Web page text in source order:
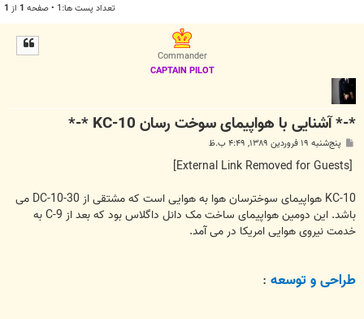
تعداد پست ها:1 • صفحه 1 از 1
Commander
CAPTAIN PILOT
*-* آشنایی با هواپیمای سوخت رسان KC-10 *-*
س
ت
پنج‌شنبه ۱۹ فروردین ۱۳۸۹, ۴:۴۹ ب.ظ
[External Link Removed for Guests]
KC-10 هواپیمای سوخترسان هوا به هوایی است که مشتقی از DC-10-30 می
باشد. این دومین هواپیمای ساخت مک دانل داگلاس بود که بعد از C-9 به
خدمت نیروی هوایی امریکا در می آمد.
طراحی و توسعه :